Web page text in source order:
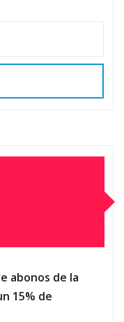
abonos de la
15% de